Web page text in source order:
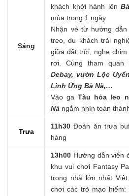
Sáng
khách khởi hành lên
mùa trong 1 ngày
Nhận vé từ hướng
treo, du khách trải
giữa đất trời, nghe
rơi. Cùng tham quan
Debay, vườn Lộc
Linh Ứng Bà Nà,…
Vào gaTàu hỏa leo
Nà ngắm nhìn toàn
Trưa
11h30Đoàn ăn trưa
hàng
13h00 Hướng dẫn viên
khu vui chơi Fantasy
trong nhà lớn nhất
chơi các trò mạo